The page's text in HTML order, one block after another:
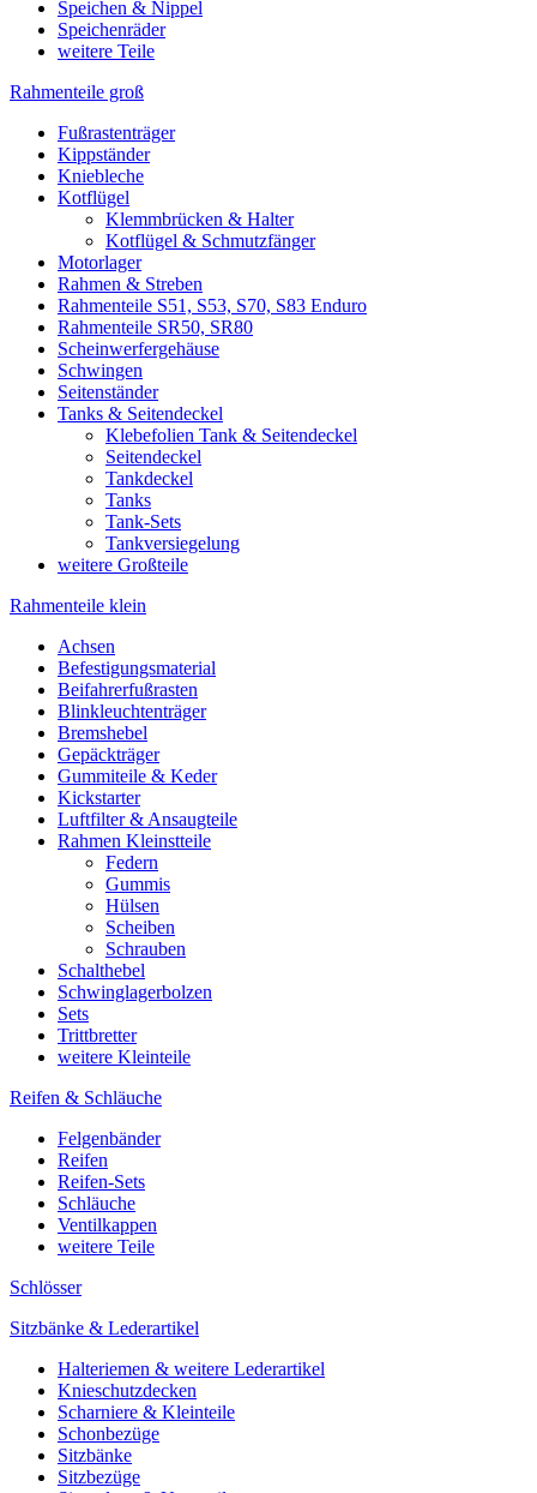
Speichen & Nippel
Speichenräder
weitere Teile
Rahmenteile groß
Fußrastenträger
Kippständer
Kniebleche
Kotflügel
Klemmbrücken & Halter
Kotflügel & Schmutzfänger
Motorlager
Rahmen & Streben
Rahmenteile S51, S53, S70, S83 Enduro
Rahmenteile SR50, SR80
Scheinwerfergehäuse
Schwingen
Seitenständer
Tanks & Seitendeckel
Klebefolien Tank & Seitendeckel
Seitendeckel
Tankdeckel
Tanks
Tank-Sets
Tankversiegelung
weitere Großteile
Rahmenteile klein
Achsen
Befestigungsmaterial
Beifahrerfußrasten
Blinkleuchtenträger
Bremshebel
Gepäckträger
Gummiteile & Keder
Kickstarter
Luftfilter & Ansaugteile
Rahmen Kleinstteile
Federn
Gummis
Hülsen
Scheiben
Schrauben
Schalthebel
Schwinglagerbolzen
Sets
Trittbretter
weitere Kleinteile
Reifen & Schläuche
Felgenbänder
Reifen
Reifen-Sets
Schläuche
Ventilkappen
weitere Teile
Schlösser
Sitzbänke & Lederartikel
Halteriemen & weitere Lederartikel
Knieschutzdecken
Scharniere & Kleinteile
Schonbezüge
Sitzbänke
Sitzbezüge